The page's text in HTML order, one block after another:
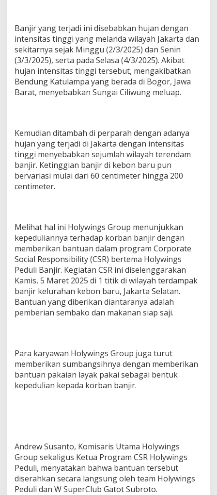
Banjir yang terjadi ini disebabkan hujan dengan
intensitas tinggi yang melanda wilayah Jakarta dan
sekitarnya sejak Minggu (2/3/2025) dan Senin
(3/3/2025), serta pada Selasa (4/3/2025). Akibat
hujan intensitas tinggi tersebut, mengakibatkan
Bendung Katulampa yang berada di Bogor, Jawa
Barat, menyebabkan Sungai Ciliwung meluap.
Kemudian ditambah di perparah dengan adanya
hujan yang terjadi di Jakarta dengan intensitas
tinggi menyebabkan sejumlah wilayah terendam
banjir. Ketinggian banjir di kebon baru pun
bervariasi mulai dari 60 centimeter hingga 200
centimeter.
Melihat hal ini Holywings Group menunjukkan
kepeduliannya terhadap korban banjir dengan
memberikan bantuan dalam program Corporate
Social Responsibility (CSR) bertema Holywings
Peduli Banjir. Kegiatan CSR ini diselenggarakan
Kamis, 5 Maret 2025 di 1 titik di wilayah terdampak
banjir kelurahan kebon baru, Jakarta Selatan.
Bantuan yang diberikan diantaranya adalah
pemberian sembako dan makanan siap saji.
Para karyawan Holywings Group juga turut
memberikan sumbangsihnya dengan memberikan
bantuan pakaian layak pakai sebagai bentuk
kepedulian kepada korban banjir.
Andrew Susanto, Komisaris Utama Holywings
Group sekaligus Ketua Program CSR Holywings
Peduli, menyatakan bahwa bantuan tersebut
diserahkan secara langsung oleh team Holywings
Peduli dan W SuperClub Gatot Subroto.